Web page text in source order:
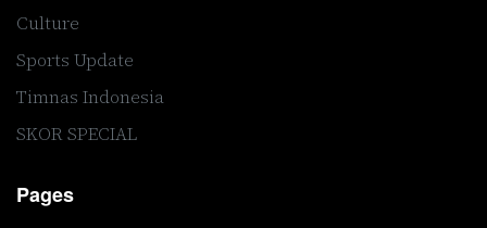
Culture
Sports Update
Timnas Indonesia
SKOR SPECIAL
Pages